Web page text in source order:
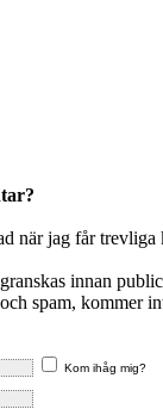
när jag får trevliga
innan
spam, kommer
Kom ihåg mig?